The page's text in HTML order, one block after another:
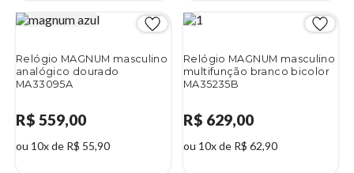
Relógio MAGNUM masculino
analógico dourado
MA33095A
R$ 559,00
ou 10x de R$ 55,90
Relógio MAGNUM masculino
multifunção branco bicolor
MA35235B
R$ 629,00
ou 10x de R$ 62,90